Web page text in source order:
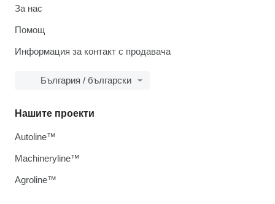
За нас
Помощ
Информация за контакт с продавача
България / български
Нашите проекти
Autoline™
Machineryline™
Agroline™